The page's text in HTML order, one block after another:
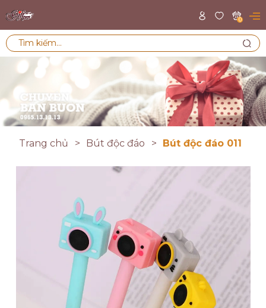
0
Trang chủ Bút độc đáo Bút độc đáo 011